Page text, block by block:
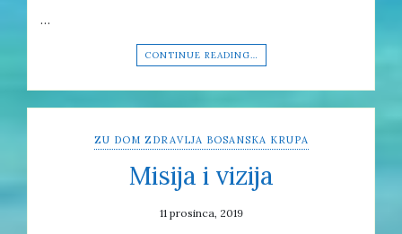
…
CONTINUE READING…
ZU DOM ZDRAVLJA BOSANSKA KRUPA
Misija i vizija
11 prosinca, 2019